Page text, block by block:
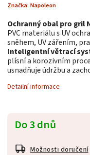
Značka: Napoleon
Do 3 dnů
Možnosti doručení
Ochranný obal pro gril
PVC materiálu s UV
sněhem, UV zářením,
Inteligentní větrací
plísní a korozivním
usnadňuje údržbu a
Detailní informace